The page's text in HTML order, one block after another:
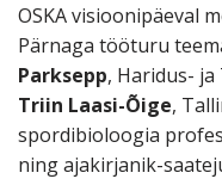
OSKA visioonipäeval
Pärnaga tööturu
Parksepp, Haridus-
Triin Laasi-Õige,
spordibioloogia
ning ajakirjanik-